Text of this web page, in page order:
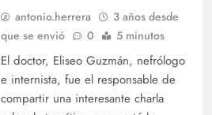
antonio.herrera
3 años desde
que se envió
0 5 minutos
El doctor, Eliseo Guzmán, nefrólogo
e internista, fue el responsable de
compartir una interesante charla